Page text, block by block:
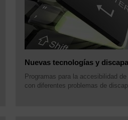
Nuevas tecnologías y
Programas para la accesibilidad
con diferentes problemas de